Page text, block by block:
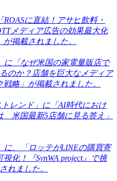
ROASに直結！アサヒ飲料・
メディア広告の効果最大化
掲載されました。
に「なぜ米国の家電量販店で
のか？店舗を巨大なメディア
略」が掲載されました。
トレンド」に「AI時代におけ
米国最新5店舗に見る答え」
に、「ロッテがLINEの購買寄
化！『SynWA project』で挑
れました。